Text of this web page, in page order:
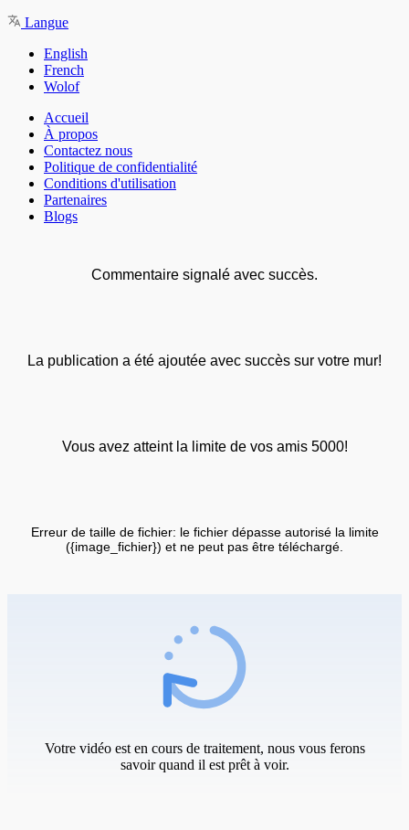
Langue
English
French
Wolof
Accueil
À propos
Contactez nous
Politique de confidentialité
Conditions d'utilisation
Partenaires
Blogs
Commentaire signalé avec succès.
La publication a été ajoutée avec succès sur votre mur!
Vous avez atteint la limite de vos amis 5000!
Erreur de taille de fichier: le fichier dépasse autorisé la limite
({image_fichier}) et ne peut pas être téléchargé.
Votre vidéo est en cours de traitement, nous vous ferons
savoir quand il est prêt à voir.